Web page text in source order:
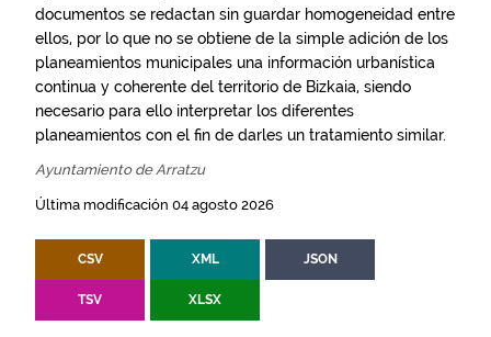
documentos se redactan sin guardar homogeneidad entre
ellos, por lo que no se obtiene de la simple adición de los
planeamientos municipales una información urbanística
continua y coherente del territorio de Bizkaia, siendo
necesario para ello interpretar los diferentes
planeamientos con el fin de darles un tratamiento similar.
Ayuntamiento de Arratzu
Última modificación 04 agosto 2026
CSV XML JSON
TSV XLSX